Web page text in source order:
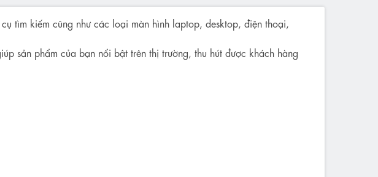
tìm kiếm cũng như các loại màn hình laptop, desktop, điện thoại,
sản phẩm của bạn nổi bật trên thị trường, thu hút được khách hàng